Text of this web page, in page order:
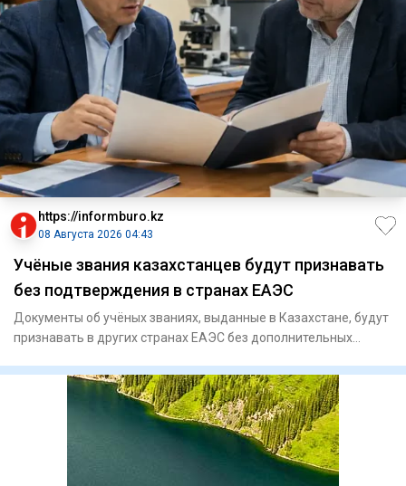
https://informburo.kz
08 Августа 2026 04:43
Учёные звания казахстанцев будут признавать
без подтверждения в странах ЕАЭС
Документы об учёных званиях, выданные в Казахстане, будут
признавать в других странах ЕАЭС без дополнительных